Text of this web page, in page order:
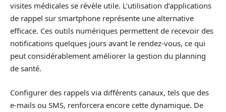
visites médicales se révèle utile. L’utilisation d’applications
de rappel sur smartphone représente une alternative
efficace. Ces outils numériques permettent de recevoir des
notifications quelques jours avant le rendez-vous, ce qui
peut considérablement améliorer la gestion du planning
de santé.
Configurer des rappels via différents canaux, tels que des
e-mails ou SMS, renforcera encore cette dynamique. De